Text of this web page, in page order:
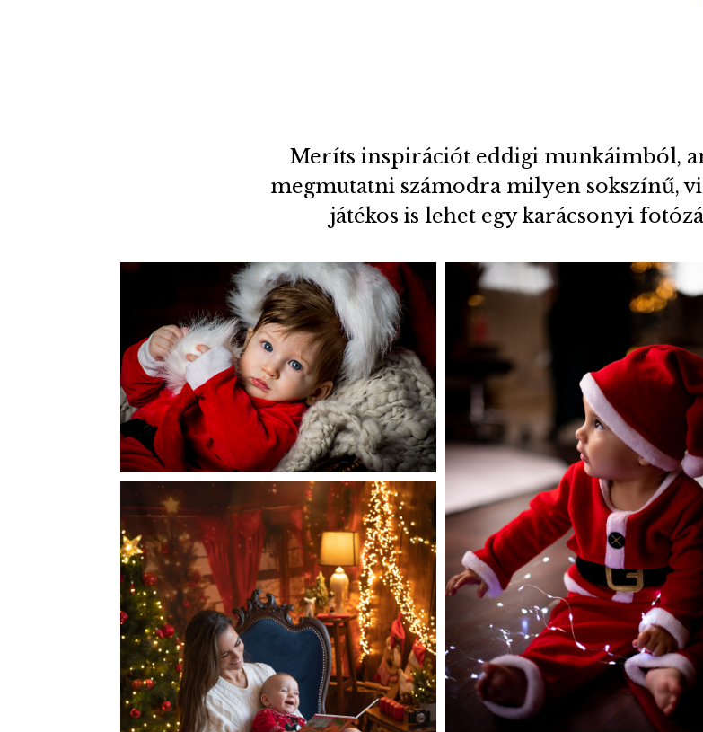
Meríts inspirációt eddigi munkáimból,
megmutatni számodra milyen sokszínű,
játékos is lehet egy karácsonyi